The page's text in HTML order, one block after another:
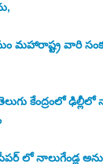
మహారాష్ట్ర వారి
కేంద్రంలో ఢిల్లీలో
లో నాలుగేండ్ల